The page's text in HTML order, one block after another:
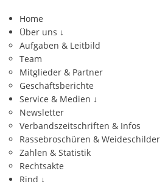
Home
Über uns ↓
Aufgaben & Leitbild
Team
Mitglieder & Partner
Geschäftsberichte
Service & Medien ↓
Newsletter
Verbandszeitschriften & Infos
Rassebroschüren & Weideschilder
Zahlen & Statistik
Rechtsakte
Rind ↓